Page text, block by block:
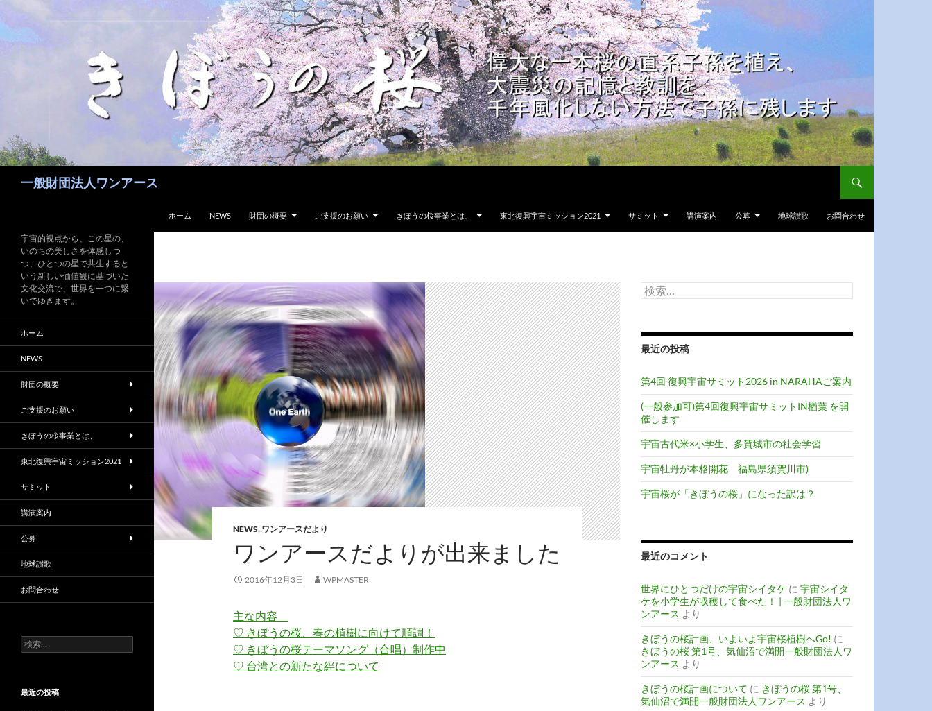
ン
テ
ッ
プ
一般財団法人ワンアース
ホーム NEWS 財団の概要 ご支援のお願い きぼうの桜事業とは、 東北復興宇宙ミッション2021 サミット 講演案内 公募 地球讃歌 お問合わせ
NEWS, ワンアースだより
ワンアースだよりが出来ました
2016年12月3日 WPMASTER
主な内容
♡ きぼうの桜、春の植樹に向けて順調！
♡ きぼうの桜テーマソング（合唱）制作中
♡ 台湾との新たな絆について
検
索:
最近の投稿
第4回 復興宇宙サミット2026 in NARAHAご案内
(一般参加可)第4回復興宇宙サミットIN楢葉 を開
催します
宇宙古代米×小学生、多賀城市の社会学習
宇宙牡丹が本格開花 福島県須賀川市)
宇宙桜が「きぼうの桜」になった訳は？
最近のコメント
世界にひとつだけの宇宙シイタケ に 宇宙シイタ
ケを小学生が収穫して食べた！ | 一般財団法人ワ
ンアース より
きぼうの桜計画、いよいよ宇宙桜植樹へGo! に
きぼうの桜 第1号、気仙沼で満開一般財団法人ワ
ンアース より
きぼうの桜計画について に きぼうの桜 第1号、
気仙沼で満開一般財団法人ワンアース より
宇宙的視点から、この星の、
いのちの美しさを体感しつ
つ、ひとつの星で共生すると
いう新しい価値観に基づいた
文化交流で、世界を一つに繋
いでゆきます。
ホーム
NEWS
財団の概要
ご支援のお願い
きぼうの桜事業とは、
東北復興宇宙ミッション2021
サミット
講演案内
公募
地球讃歌
お問合わせ
検
索:
最近の投稿